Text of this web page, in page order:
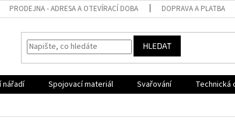
PRODEJNA - ADRESA A OTEVÍRACÍ DOBA DOPRAVA A PLATBA
HLEDAT
nářadí Spojovací materiál Svařování Technická